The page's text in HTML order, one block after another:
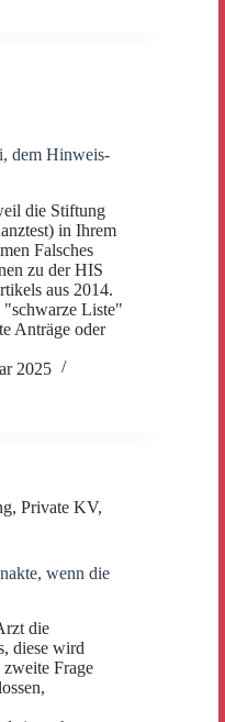
dem Hinweis-
die Stiftung
in Ihrem
Falsches
zu der HIS
aus 2014.
Liste"
Anträge oder
2025
, Private KV,
wenn die
die
diese wird
Frage